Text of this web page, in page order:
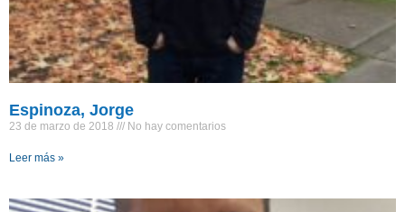
Espinoza, Jorge
23 de marzo de 2018 No hay comentarios
Leer más »